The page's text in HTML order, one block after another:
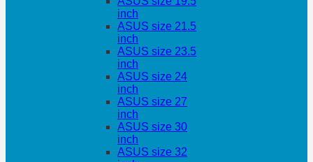
inch
ASUS size 21.5
inch
ASUS size 23.5
inch
ASUS size 24
inch
ASUS size 27
inch
ASUS size 30
inch
ASUS size 32